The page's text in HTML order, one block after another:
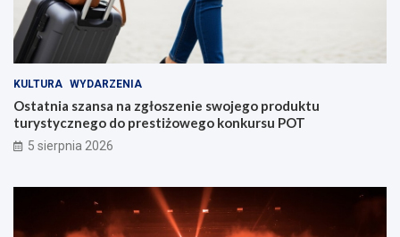
KULTURA WYDARZENIA
Ostatnia szansa na zgłoszenie swojego produktu
turystycznego do prestiżowego konkursu POT
5 sierpnia 2026